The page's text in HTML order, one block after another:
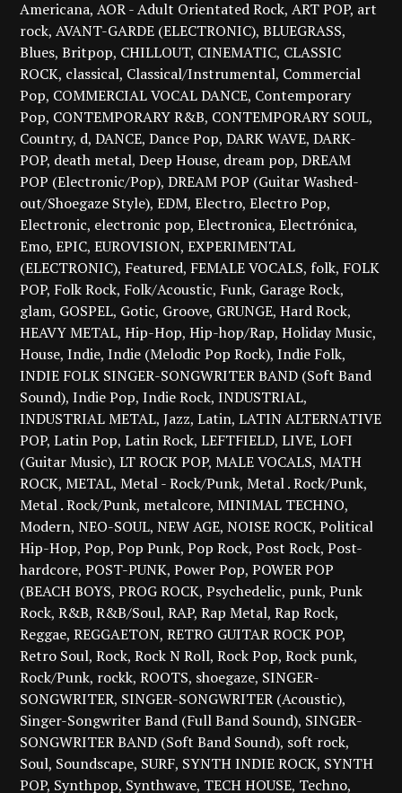
Americana AOR - Adult Orientated Rock ART POP art
rock AVANT-GARDE (ELECTRONIC) BLUEGRASS
Blues Britpop CHILLOUT CINEMATIC CLASSIC
ROCK classical Classical/Instrumental Commercial
Pop COMMERCIAL VOCAL DANCE Contemporary
Pop CONTEMPORARY R&B CONTEMPORARY SOUL
Country d DANCE Dance Pop DARK WAVE DARK-
POP death metal Deep House dream pop DREAM
POP (Electronic/Pop) DREAM POP (Guitar Washed-
out/Shoegaze Style) EDM Electro Electro Pop
Electronic electronic pop Electronica Electrónica
Emo EPIC EUROVISION EXPERIMENTAL
(ELECTRONIC) Featured FEMALE VOCALS folk FOLK
POP Folk Rock Folk/Acoustic Funk Garage Rock
glam GOSPEL Gotic Groove GRUNGE Hard Rock
HEAVY METAL Hip-Hop Hip-hop/Rap Holiday Music
House Indie Indie (Melodic Pop Rock) Indie Folk
INDIE FOLK SINGER-SONGWRITER BAND (Soft Band
Sound) Indie Pop Indie Rock INDUSTRIAL
INDUSTRIAL METAL Jazz Latin LATIN ALTERNATIVE
POP Latin Pop Latin Rock LEFTFIELD LIVE LOFI
(Guitar Music) LT ROCK POP MALE VOCALS MATH
ROCK METAL Metal - Rock/Punk Metal . Rock/Punk
Metal . Rock/Punk metalcore MINIMAL TECHNO
Modern NEO-SOUL NEW AGE NOISE ROCK Political
Hip-Hop Pop Pop Punk Pop Rock Post Rock Post-
hardcore POST-PUNK Power Pop POWER POP
(BEACH BOYS PROG ROCK Psychedelic punk Punk
Rock R&B R&B/Soul RAP Rap Metal Rap Rock
Reggae REGGAETON RETRO GUITAR ROCK POP
Retro Soul Rock Rock N Roll Rock Pop Rock punk
Rock/Punk rockk ROOTS shoegaze SINGER-
SONGWRITER SINGER-SONGWRITER (Acoustic)
Singer-Songwriter Band (Full Band Sound) SINGER-
SONGWRITER BAND (Soft Band Sound) soft rock
Soul Soundscape SURF SYNTH INDIE ROCK SYNTH
POP Synthpop Synthwave TECH HOUSE Techno